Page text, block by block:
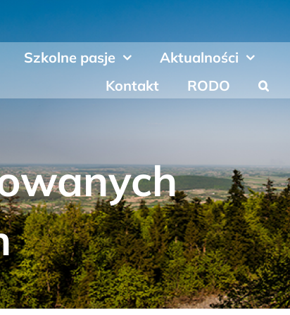
Szkolne pasje
Aktualności
Kontakt
RODO